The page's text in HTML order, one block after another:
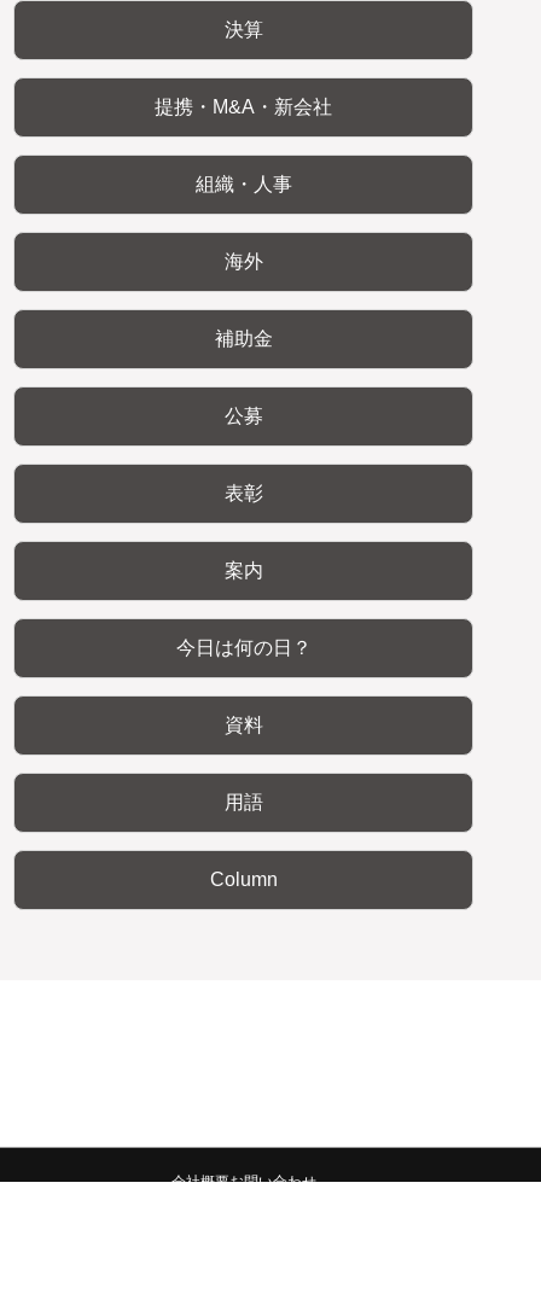
決算
提携・M&A・新会社
組織・人事
海外
補助金
公募
表彰
案内
今日は何の日？
資料
用語
Column
会社概要お問い合わせ